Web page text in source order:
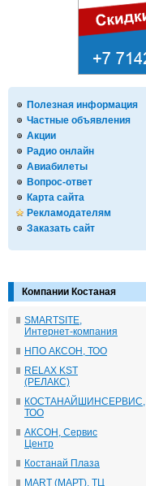
Полезная информация
Частные объявления
Акции
Радио онлайн
Авиабилеты
Вопрос-ответ
Карта сайта
Рекламодателям
Заказать сайт
Компании Костаная
SMARTSITE,
Интернет-компания
НПО АКСОН, ТОО
RELAX KST
(РЕЛАКС)
КОСТАНАЙШИНСЕРВИС,
ТОО
АКСОН, Сервис
Центр
Костанай Плаза
MART (МАРТ), ТЦ